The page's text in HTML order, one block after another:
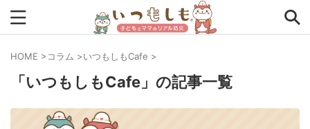
タグから探す
0次の備え 1次の備え 2次の備え まとめ
HOME >コラム >いつもしもCafe >
「いつもしもCafe」の記事一覧